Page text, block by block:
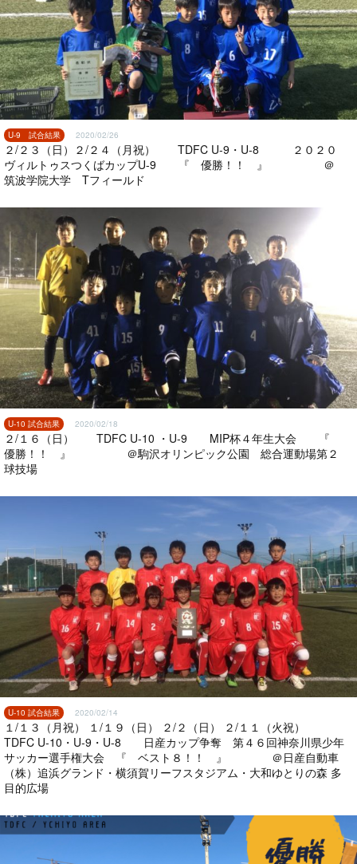
U-9 試合結果 2020/02/26
２/２３（日）２/２４（月祝） TDFC U-9・U-8 ２０２０
ヴィルトゥスつくばカップU-9 『 優勝！！ 』 ＠
筑波学院大学 Tフィールド
U-10 試合結果 2020/02/18
２/１６（日） TDFC U-10 ・U-9 MIP杯４年生大会 『
優勝！！ 』 ＠駒沢オリンピック公園 総合運動場第２
球技場
U-10 試合結果 2020/02/14
１/１３（月祝） １/１９（日） ２/２（日） ２/１１（火祝）
TDFC U-10・U-9・U-8 日産カップ争奪 第４６回神奈川県少年
サッカー選手権大会 『 ベスト８！！ 』 ＠日産自動車
（株）追浜グランド・横須賀リーフスタジアム・大和ゆとりの森 多
目的広場